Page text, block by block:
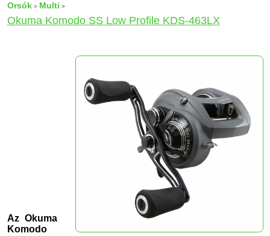
Orsók> Multi >
Okuma Komodo SS Low Profile KDS-463LX
Az Okuma
Komodo